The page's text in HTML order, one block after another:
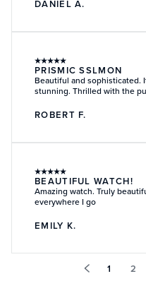
DANIEL A.
★★★★★
PRISMIC SSLMON
Beautiful and sophisticated.
stunning. Thrilled with the
ROBERT F.
★★★★★
BEAUTIFUL WATCH!
Amazing watch. Truly
everywhere I go
EMILY K.
1 2